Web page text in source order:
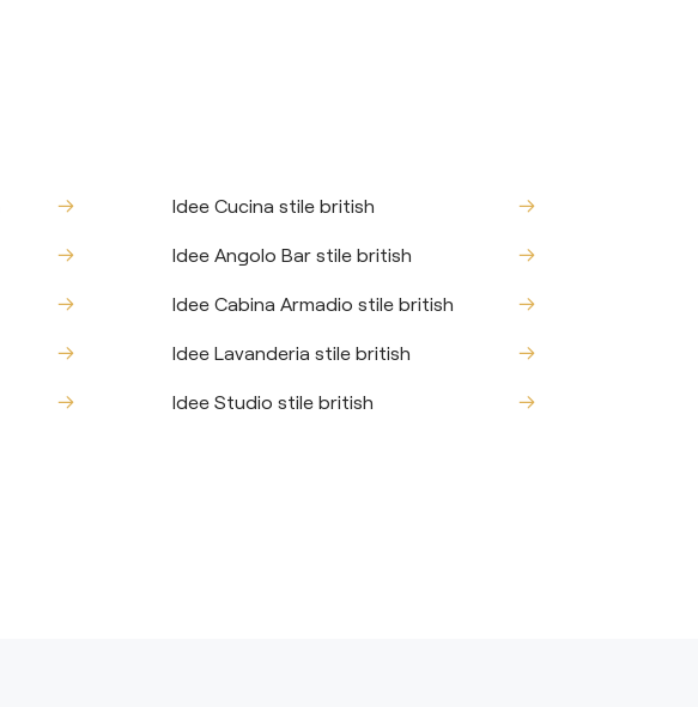
Idee Cucina stile british
Idee Angolo Bar stile british
Idee Cabina Armadio stile british
Idee Lavanderia stile british
Idee Studio stile british